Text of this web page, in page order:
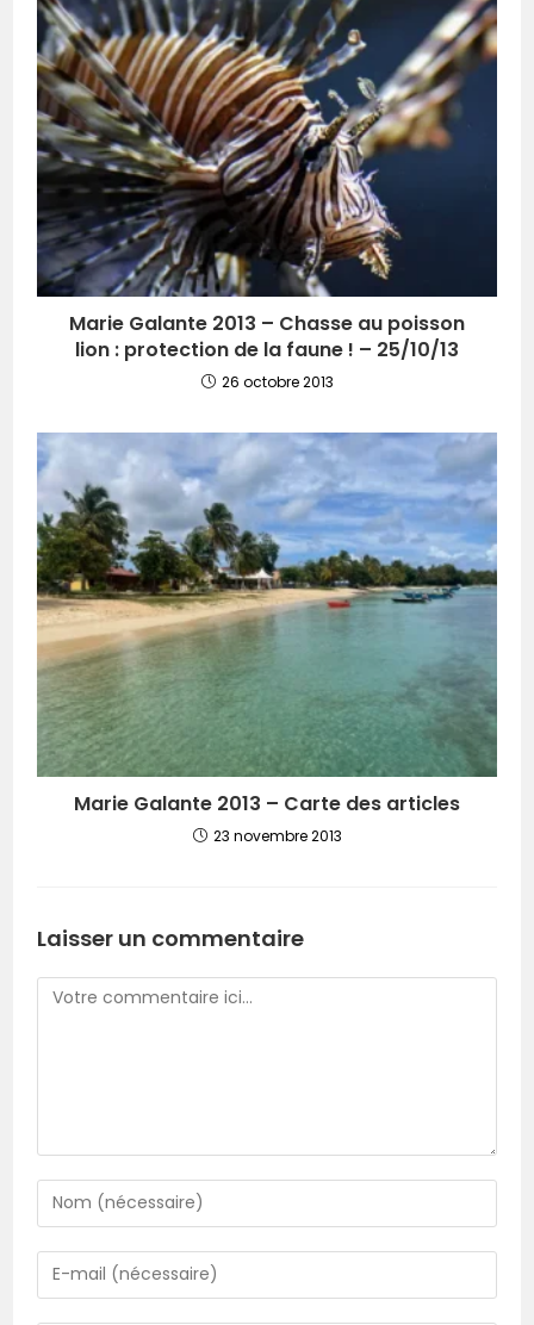
Marie Galante 2013 – Chasse au poisson
lion : protection de la faune ! – 25/10/13
26 octobre 2013
Marie Galante 2013 – Carte des articles
23 novembre 2013
Laisser un commentaire